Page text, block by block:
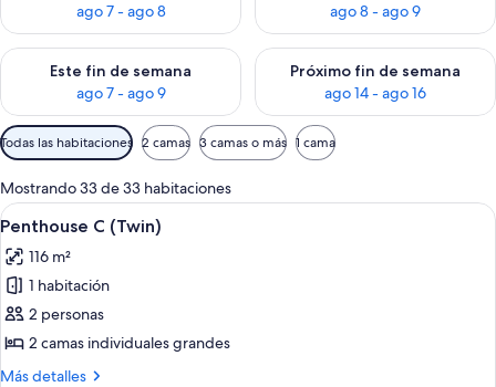
ago 7 - ago 8
ago 8 - ago 9
Este fin de semana
ago 7 - ago 9
Consulta la disponibilidad para este fin de semana ago 7 -
Próximo fin de semana
ago 14 - ago 16
Consulta la disponibilidad
Filtros
disponibles
para
las
habitaciones
Todas las habitaciones 2 camas 3 camas o más 1 cama
Mostrando 33 de 33 habitaciones
Ver
todas
las
fotos
de
Penthouse
C
Un balcón con sillas de mimbre y
5
Penthouse C (Twin)
116 m²
1 habitación
2 personas
2 camas individuales grandes
Más detalles
Más